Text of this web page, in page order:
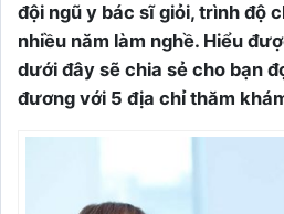
đội ngũ y bác sĩ giỏi, trình độ
nhiều năm làm nghề. Hiểu
dưới đây sẽ chia sẻ cho bạn
đương với 5 địa chỉ thăm